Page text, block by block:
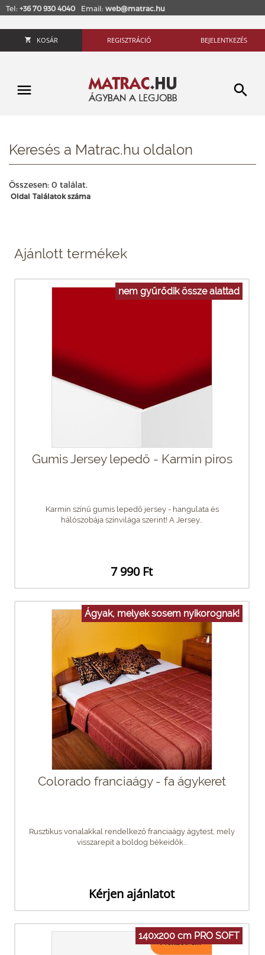
Tel: +36 70 930 4040 Email: web@matrac.hu
KOSÁR REGISZTRÁCIÓ BEJELENTKEZÉS
Keresés a Matrac.hu oldalon
Összesen: 0 találat.
Oldal Találatok száma
Ajánlott termékek
nem gyűrődik össze alattad
Gumis Jersey lepedő - Karmin piros
Karmin színű gumis lepedő jersey - hangulata és
hálószobája színvilága szerint! A Jersey...
7 990 Ft
Ágyak, melyek sosem nyikorognak!
Colorado franciaágy - fa ágykeret
Rusztikus vonalakkal rendelkező franciaágy ágytest, mely
visszarepít a boldog békeidők...
Kérjen ajánlatot
140x200 cm PRO SOFT